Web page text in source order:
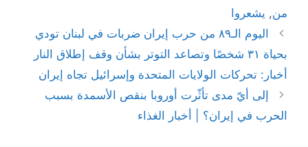
من, يشعروا
اليوم الـ٨٩ من حرب إيران ضربات في لبنان تودي
بحياة ٣١ شخصًا وتصاعد التوتر بشأن وقف إطلاق النار
أخبار: تحركات الولايات المتحدة وإسرائيل تجاه إيران
إلى أيّ مدى تأثّرت أوروبا بنقص الأسمدة بسبب
الحرب في إيران؟ | أخبار الغذاء